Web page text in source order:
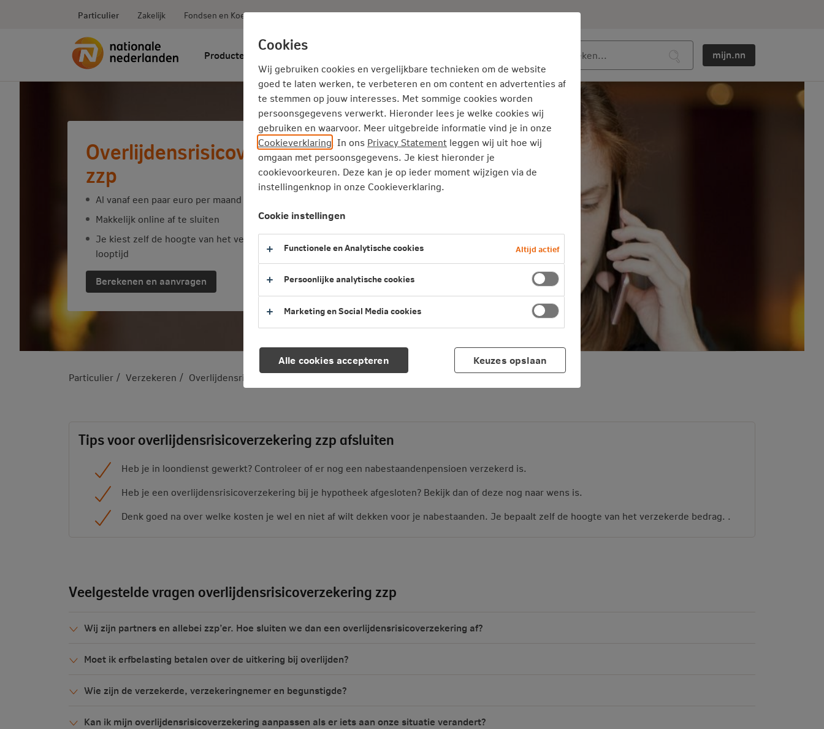
Particulier Zakelijk Fondsen en Koersen Adviseur Nieuws
Producten Service en Contact mijn.nn
Overlijdensrisicoverzekering
zzp
Al vanaf een paar euro per maand
Makkelijk online af te sluiten
Je kiest zelf de hoogte van het verzekerd bedrag en de
looptijd
Berekenen en aanvragen
Particulier Verzekeren Overlijdensrisicoverzekering ORV zzp
Tips voor overlijdensrisicoverzekering zzp afsluiten
Heb je in loondienst gewerkt? Controleer of er nog een nabestaandenpensioen verzekerd is.
Heb je een overlijdensrisicoverzekering bij je hypotheek afgesloten? Bekijk dan of deze nog naar wens is.
Denk goed na over welke kosten je wel en niet af wilt dekken voor je nabestaanden. Je bepaalt zelf de hoogte van het verzekerde bedrag. .
Veelgestelde vragen overlijdensrisicoverzekering zzp
Wij zijn partners en allebei zzp’er. Hoe sluiten we dan een overlijdensrisicoverzekering af?
Moet ik erfbelasting betalen over de uitkering bij overlijden?
Wie zijn de verzekerde, verzekeringnemer en begunstigde?
Kan ik mijn overlijdensrisicoverzekering aanpassen als er iets aan onze situatie verandert?
Cookies
Wij gebruiken cookies en vergelijkbare technieken om de website
goed te laten werken, te verbeteren en om content en advertenties af
te stemmen op jouw interesses. Met sommige cookies worden
persoonsgegevens verwerkt. Hieronder lees je welke cookies wij
gebruiken en waarvoor. Meer uitgebreide informatie vind je in onze
Cookieverklaring. In ons Privacy Statement leggen wij uit hoe wij
omgaan met persoonsgegevens. Je kiest hieronder je
cookievoorkeuren. Deze kan je op ieder moment wijzigen via de
instellingenknop in onze Cookieverklaring.
Alle cookies accepteren
Cookie instellingen
Functionele en Analytische cookies Altijd actief
Persoonlijke analytische cookies
Marketing en Social Media cookies
Keuzes opslaan